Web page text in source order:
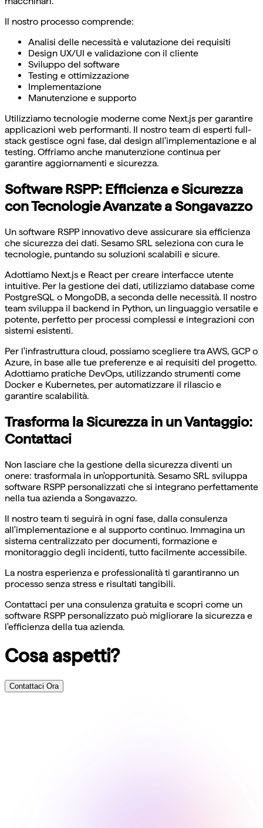
Il nostro processo comprende:
Analisi delle necessità e valutazione dei requisiti
Design UX/UI e validazione con il cliente
Sviluppo del software
Testing e ottimizzazione
Implementazione
Manutenzione e supporto
Utilizziamo tecnologie moderne come Next.js per garantire
applicazioni web performanti. Il nostro team di esperti full-
stack gestisce ogni fase, dal design all'implementazione e al
testing. Offriamo anche manutenzione continua per
garantire aggiornamenti e sicurezza.
Software RSPP: Efficienza e Sicurezza
con Tecnologie Avanzate a Songavazzo
Un software RSPP innovativo deve assicurare sia efficienza
che sicurezza dei dati. Sesamo SRL seleziona con cura le
tecnologie, puntando su soluzioni scalabili e sicure.
Adottiamo Next.js e React per creare interfacce utente
intuitive. Per la gestione dei dati, utilizziamo database come
PostgreSQL o MongoDB, a seconda delle necessità. Il nostro
team sviluppa il backend in Python, un linguaggio versatile e
potente, perfetto per processi complessi e integrazioni con
sistemi esistenti.
Per l'infrastruttura cloud, possiamo scegliere tra AWS, GCP o
Azure, in base alle tue preferenze e ai requisiti del progetto.
Adottiamo pratiche DevOps, utilizzando strumenti come
Docker e Kubernetes, per automatizzare il rilascio e
garantire scalabilità.
Trasforma la Sicurezza in un Vantaggio:
Contattaci
Non lasciare che la gestione della sicurezza diventi un
onere: trasformala in un'opportunità. Sesamo SRL sviluppa
software RSPP personalizzati che si integrano perfettamente
nella tua azienda a Songavazzo.
Il nostro team ti seguirà in ogni fase, dalla consulenza
all'implementazione e al supporto continuo. Immagina un
sistema centralizzato per documenti, formazione e
monitoraggio degli incidenti, tutto facilmente accessibile.
La nostra esperienza e professionalità ti garantiranno un
processo senza stress e risultati tangibili.
Contattaci per una consulenza gratuita e scopri come un
software RSPP personalizzato può migliorare la sicurezza e
l'efficienza della tua azienda.
Cosa aspetti?
Contattaci Ora